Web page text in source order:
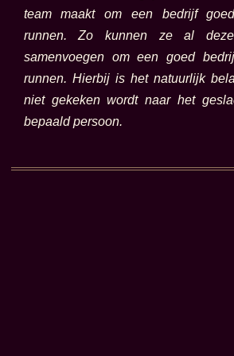
team maakt om een bedrijf
runnen. Zo kunnen ze al deze
samenvoegen om een goed
runnen. Hierbij is het natuurlijk
niet gekeken wordt naar het
bepaald persoon.